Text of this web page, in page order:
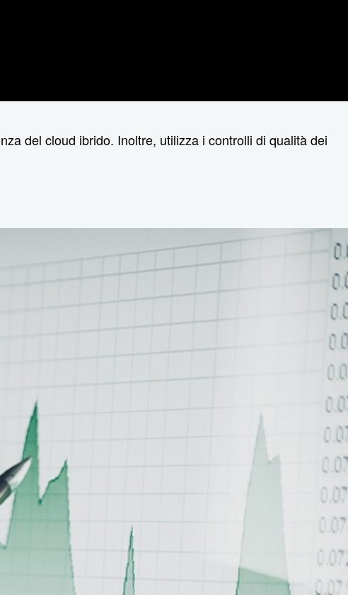
del cloud ibrido. Inoltre, utilizza i controlli di qualità dei